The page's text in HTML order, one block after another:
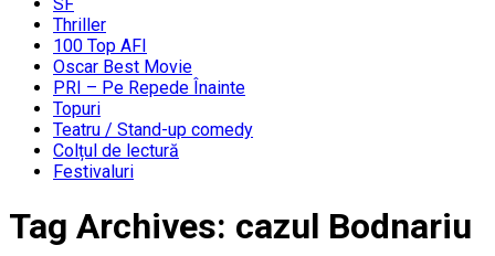
Thriller
100 Top AFI
Oscar Best Movie
PRI – Pe Repede Înainte
Topuri
Teatru / Stand-up comedy
Colțul de lectură
Festivaluri
Tag Archives: cazul Bodnariu